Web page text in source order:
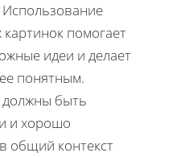
Использование
помогает
идеи и делает
понятным.
быть
и хорошо
общий контекст